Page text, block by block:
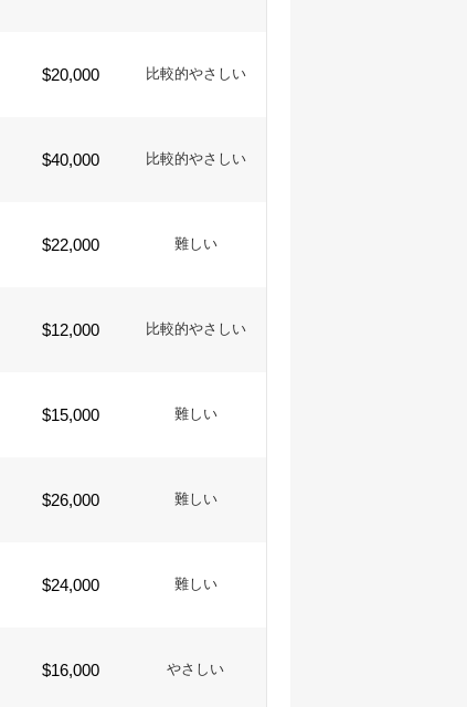
$20,000 比較的やさしい
$40,000 比較的やさしい
$22,000 難しい
$12,000 比較的やさしい
$15,000 難しい
$26,000 難しい
$24,000 難しい
$16,000 やさしい